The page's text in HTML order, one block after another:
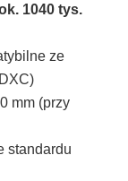
1040 tys.
ze
mm (przy
standardu